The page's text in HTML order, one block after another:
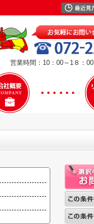
営業時間：10：00～1８：00